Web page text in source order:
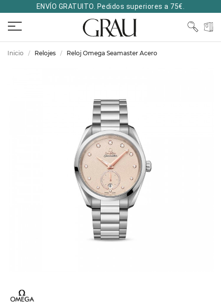
ENVÍO GRATUITO. Pedidos superiores a 75€.
Inicio Relojes Reloj Omega Seamaster Acero